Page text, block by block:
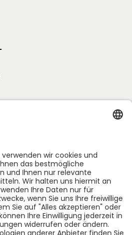
uns: